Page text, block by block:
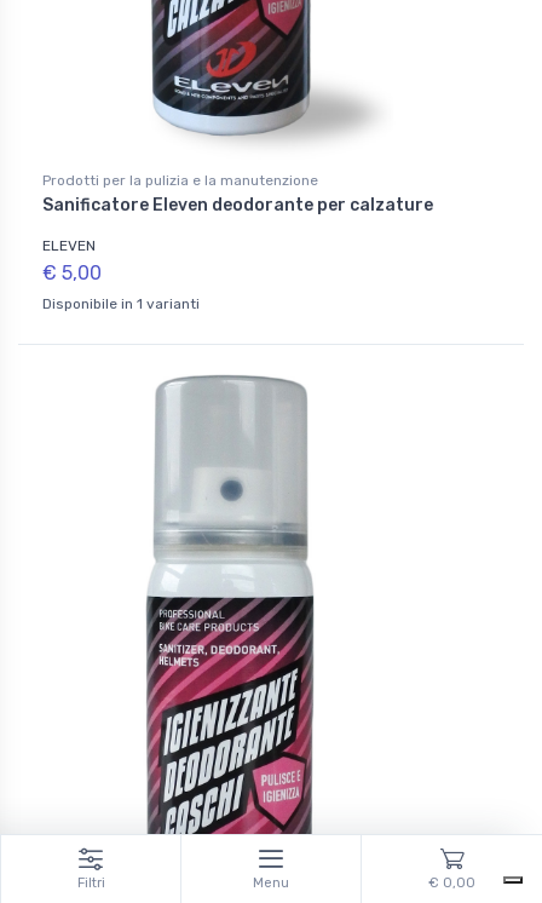
Prodotti per la pulizia e la manutenzione
Sanificatore Eleven deodorante per calzature
ELEVEN
€ 5,00
Disponibile in 1 varianti
Filtri Menu € 0,00